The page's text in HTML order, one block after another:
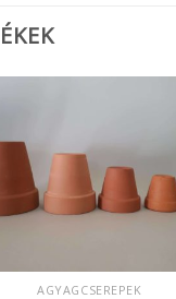
AGYAGCSEREPEK